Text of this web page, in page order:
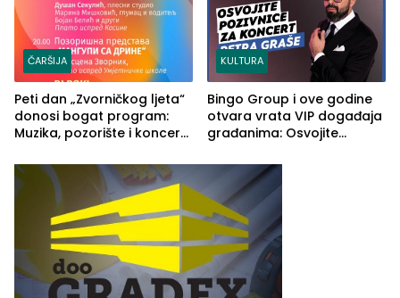
ČARŠIJA
Peti dan „Zvorničkog ljeta“
donosi bogat program:
Muzika, pozorište i koncert
KULTURA
Bingo Group i ove godine
otvara vrata VIP događaja
građanima: Osvojite
Graše